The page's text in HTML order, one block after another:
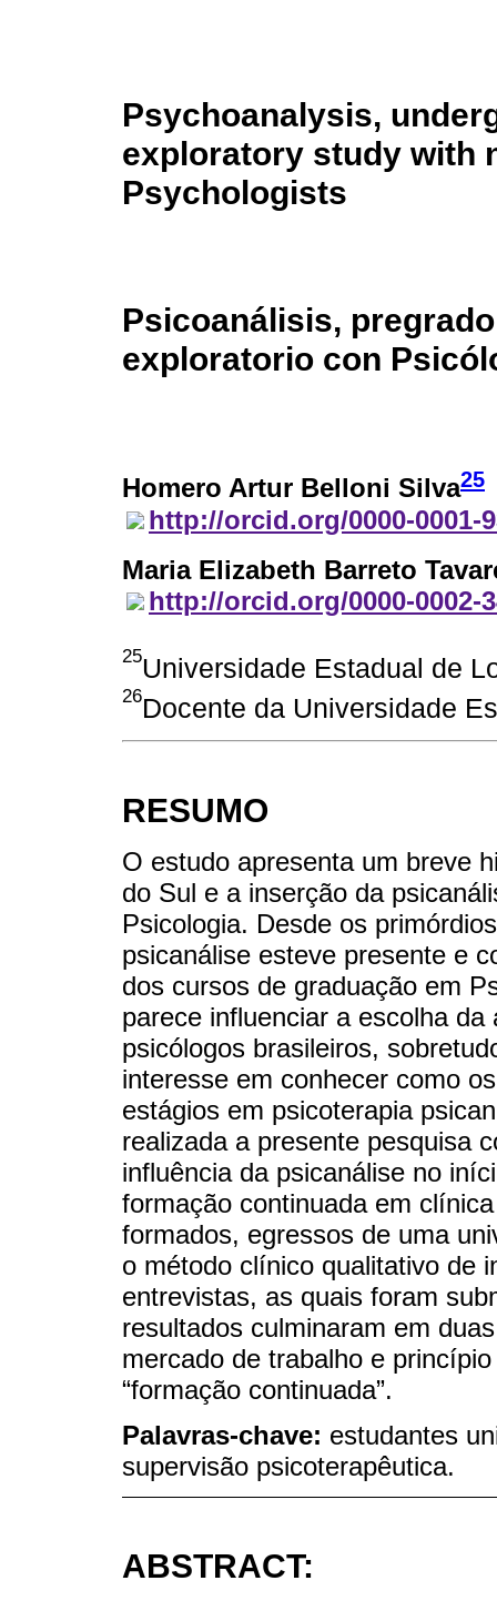
Psychoanalysis,
exploratory study with
Psychologists
Psicoanálisis,
exploratorio con
Homero Artur Belloni Silva25
http://orcid.org/0000-0001-
Maria Elizabeth Barreto
http://orcid.org/0000-0002-
25Universidade Estadual de
26Docente da Universidade
RESUMO
O estudo apresenta um breve
do Sul e a inserção da
Psicologia. Desde os
psicanálise esteve presente e
dos cursos de graduação em
parece influenciar a escolha
psicólogos brasileiros,
interesse em conhecer como
estágios em psicoterapia
realizada a presente pesquisa
influência da psicanálise no
formação continuada em
formados, egressos de uma
o método clínico qualitativo de
entrevistas, as quais foram
resultados culminaram em
mercado de trabalho e
“formação continuada”.
Palavras-chave: estudantes
supervisão psicoterapêutica.
ABSTRACT: